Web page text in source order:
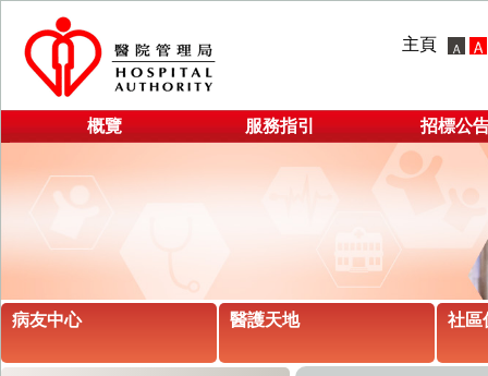
主頁
概覽 服務指引 招標公
病友中心 醫護天地 社區